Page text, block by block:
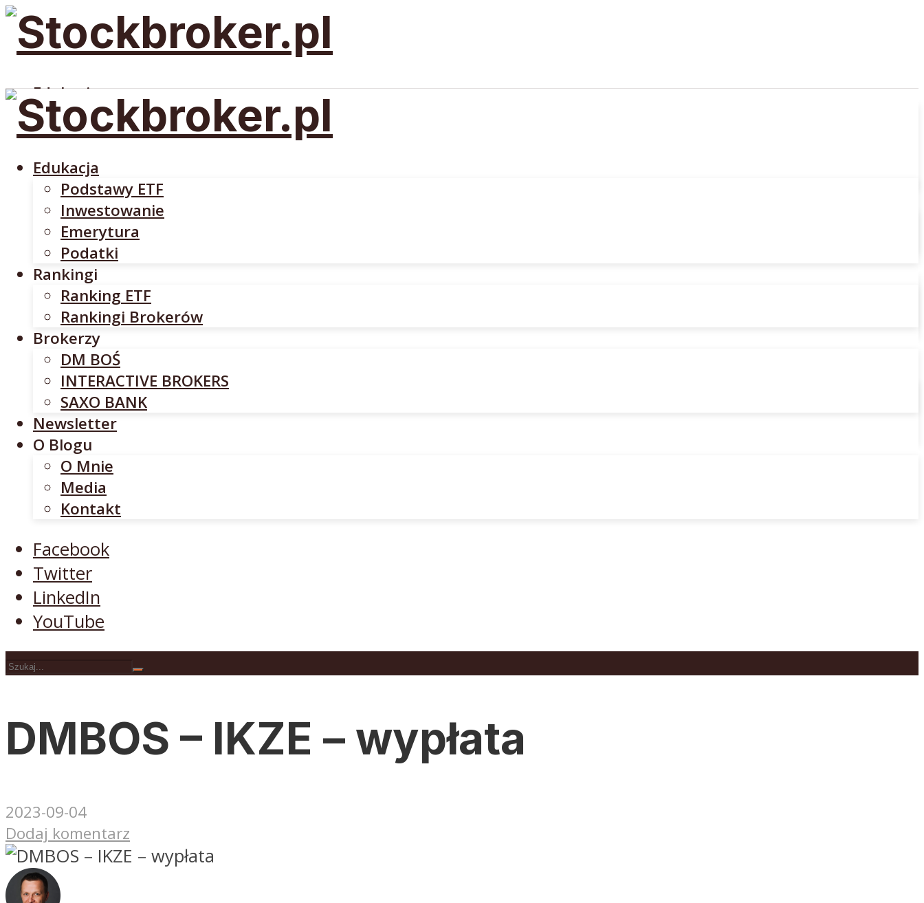
Edukacja
Podstawy ETF
Inwestowanie
Emerytura
Podatki
Rankingi
Ranking ETF
Rankingi Brokerów
Brokerzy
DM BOŚ
INTERACTIVE BROKERS
SAXO BANK
Newsletter
O Blogu
O Mnie
Media
Kontakt
Facebook
Twitter
LinkedIn
YouTube
Edukacja
Podstawy ETF
Inwestowanie
Emerytura
Podatki
Rankingi
Ranking ETF
Rankingi Brokerów
Brokerzy
DM BOŚ
INTERACTIVE BROKERS
SAXO BANK
Newsletter
O Blogu
O Mnie
Media
Kontakt
Facebook
Twitter
LinkedIn
YouTube
DMBOS – IKZE – wypłata
2023-09-04
Dodaj komentarz